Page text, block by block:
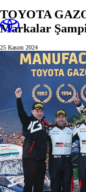
TOYOTA
Markalar
25 Kasım 2024